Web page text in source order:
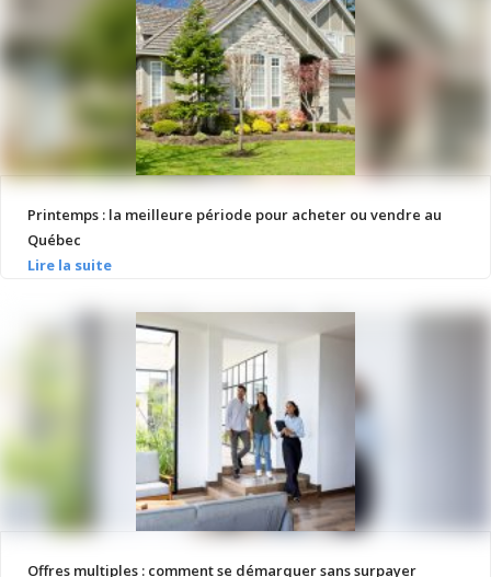
Printemps : la meilleure période pour acheter ou vendre au
Québec
Offres multiples : comment se démarquer sans surpayer